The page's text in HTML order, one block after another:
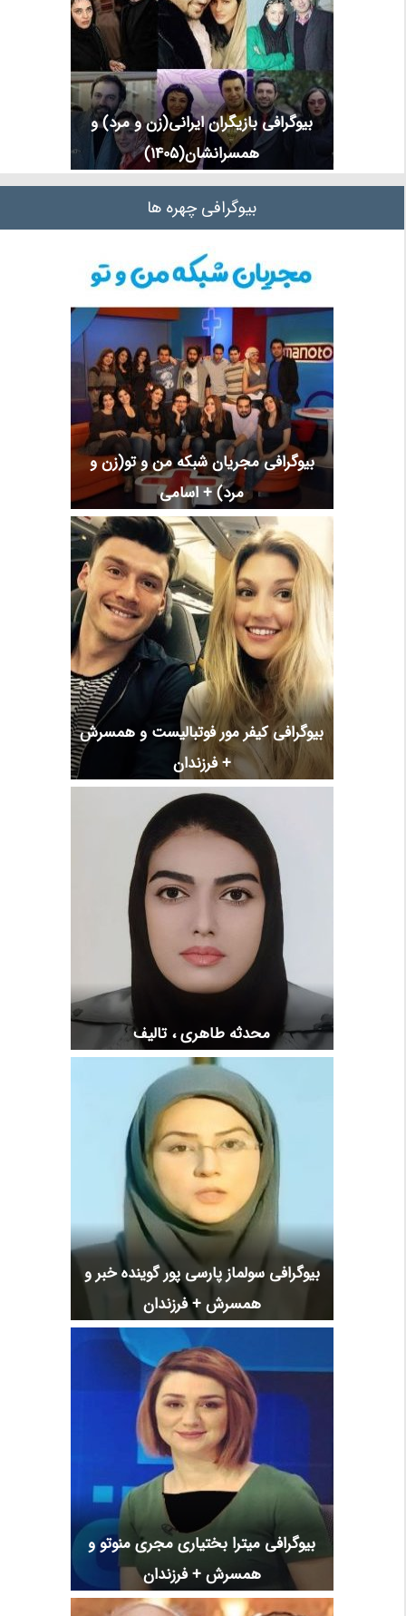
بیوگرافی بازیگران ایرانی(زن و مرد) و
همسرانشان(1405)
بیوگرافی چهره ها
بیوگرافی مجریان شبکه من و تو(زن و
مرد) + اسامی
بیوگرافی کیفر مور فوتبالیست و همسرش
+ فرزندان
محدثه طاهری ، تالیف
بیوگرافی سولماز پارسی پور گوینده خبر و
همسرش + فرزندان
بیوگرافی میترا بختیاری مجری منوتو و
همسرش + فرزندان